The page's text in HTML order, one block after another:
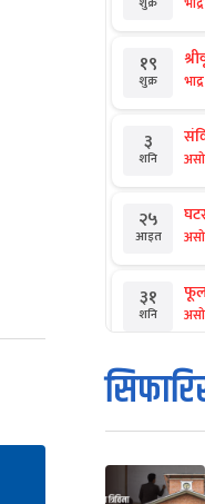
१९
शुक्र
३
शनि
२५
आइत
३१
शनि
१
आइत
मंगल